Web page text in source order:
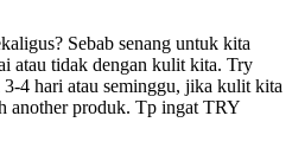
Sebab senang untuk kita
atau tidak dengan kulit kita. Try
4 hari atau seminggu, jika kulit kita
another produk. Tp ingat TRY